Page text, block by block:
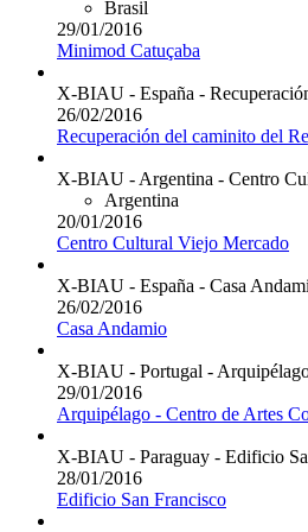
Brasil
29/01/2016
Minimod Catuçaba
X-BIAU - España -
26/02/2016
Recuperación del caminito del
X-BIAU - Argentina - Centro
Argentina
20/01/2016
Centro Cultural Viejo Mercado
X-BIAU - España - Casa
26/02/2016
Casa Andamio
X-BIAU - Portugal -
29/01/2016
Arquipélago - Centro de Artes
X-BIAU - Paraguay - Edificio
28/01/2016
Edificio San Francisco